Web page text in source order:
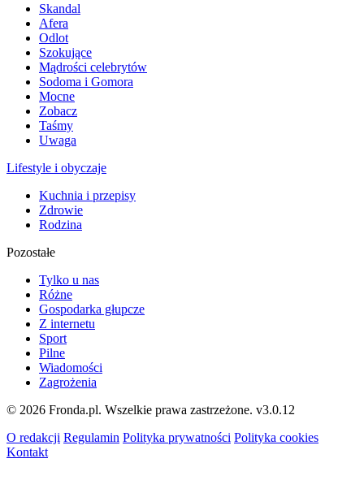
Skandal
Afera
Odlot
Szokujące
Mądrości celebrytów
Sodoma i Gomora
Mocne
Zobacz
Taśmy
Uwaga
Lifestyle i obyczaje
Kuchnia i przepisy
Zdrowie
Rodzina
Pozostałe
Tylko u nas
Różne
Gospodarka głupcze
Z internetu
Sport
Pilne
Wiadomości
Zagrożenia
© 2026 Fronda.pl. Wszelkie prawa zastrzeżone. v3.0.12
O redakcji Regulamin Polityka prywatności Polityka cookies
Kontakt